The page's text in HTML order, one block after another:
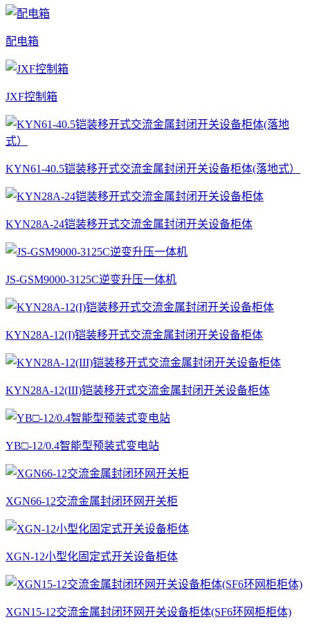
配电箱
JXF控制箱
KYN61-40.5铠装移开式交流金属封闭开关设备柜体(落地式）
KYN28A-24铠装移开式交流金属封闭开关设备柜体
JS-GSM9000-3125C逆变升压一体机
KYN28A-12(I)铠装移开式交流金属封闭开关设备柜体
KYN28A-12(III)铠装移开式交流金属封闭开关设备柜体
YB□-12/0.4智能型预装式变电站
XGN66-12交流金属封闭环网开关柜
XGN-12小型化固定式开关设备柜体
XGN15-12交流金属封闭环网开关设备柜体(SF6环网柜柜体)